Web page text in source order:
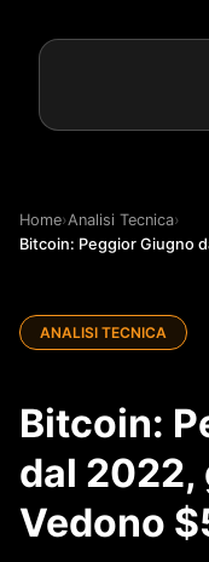
Home›Analisi Tecnica›
Bitcoin: Peggior Giugno
ANALISI TECNICA
Bitcoin:
dal
Vedono